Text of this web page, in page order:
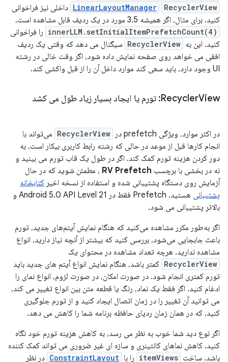
LinearLayoutManager RecyclerView
داخلی نیز فراخوانی
کنید. برای مثال، اگر همیشه 3.5 مورد در یک ردیف قابل مشاهده است،
innerLLM.setInitialItemPrefetchCount(4) را فراخوانی
کنید. این به RecyclerView سیگنال می دهد که وقتی یک ردیف
افقی می خواهد روی صفحه نمایش داده شود، اگر وقت خالی در رشته
UI وجود دارد، باید سعی کند موارد داخل آن را از قبل واکشی کند.
RecyclerView: تورم یا ایجاد بسیار زیاد طول می کشد
در اکثر موارد، ویژگی prefetch در RecyclerView می‌تواند با
انجام کارها قبل از موعد در حالی که رشته رابط کاربری بیکار است، به
دور کردن هزینه تورم کمک کند. اگر در طول یک قاب تورم می بینید و
نه در بخشی با برچسب RV Prefetch ، مطمئن شوید که در حال
آزمایش روی دستگاه پشتیبانی شده و استفاده از نسخه اخیر کتابخانه
پشتیبانی
هستید. Prefetch فقط در Android 5.0 API Level 21 و
بالاتر پشتیبانی می شود.
اگر به‌طور مکرر مشاهده می‌کنید که هنگام نمایش آیتم‌های جدید، تورم
باعث جابجایی می‌شود، بررسی کنید که بیشتر از آنچه نیاز دارید، انواع
مشاهده ندارید. هرچه تعداد مشاهده در محتوای یک
RecyclerView کمتر باشد، هنگام نمایش انواع آیتم های جدید باید
تورم کمتری انجام شود. در صورت امکان، در صورت لزوم، انواع نمای را
ادغام کنید. اگر فقط یک نماد، رنگ یا قطعه متن بین انواع تغییر می کند،
می توانید آن تغییر را در زمان اتصال ایجاد کنید و از تورم جلوگیری
کنید، که در همان زمان ردپای حافظه برنامه شما را کاهش می دهد.
اگر نوع دید شما خوب به نظر می رسد، به کاهش هزینه تورم خود نگاه
کنید. کاهش نماهای کانتینری و سازه ای غیر ضروری می تواند کمک کننده
باشد. ساخت itemViews را با ConstraintLayout در نظر